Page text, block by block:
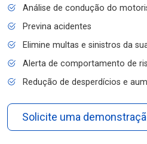
Análise de condução do
Previna acidentes
Elimine multas e sinistros da
Alerta de comportamento de
Redução de desperdícios e
Solicite uma